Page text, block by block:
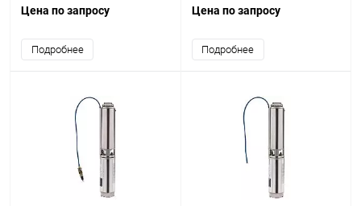
Цена по запросу
Подробнее
Цена по запросу
Подробнее